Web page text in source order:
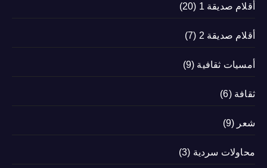
أقلام صديقة 1 (20)
أقلام صديقة 2 (7)
أمسيات ثقافية (9)
ثقافة (6)
شعر (9)
محاولات سردية (3)